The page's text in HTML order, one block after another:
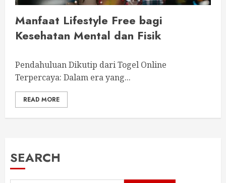
Manfaat Lifestyle Free bagi
Kesehatan Mental dan Fisik
Pendahuluan Dikutip dari Togel Online
Terpercaya: Dalam era yang...
READ MORE
SEARCH